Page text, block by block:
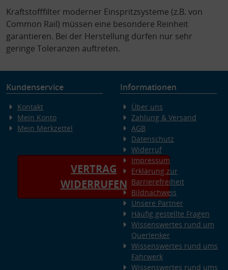
Kraftstofffilter moderner Einspritzsysteme (z.B. von
Common Rail) müssen eine besondere Reinheit
garantieren. Bei der Herstellung dürfen nur sehr
geringe Toleranzen auftreten.
Kundenservice
Kontakt
Mein Konto
Mein Merkzettel
VERTRAG
WIDERRUFEN
Informationen
Über uns
Zahlung & Versand
AGB
Datenschutz
Widerruf
Impressum
Erklärung zur
Barrierefreiheit
Bildnachweis
Unsere Partner
Häufig gestellte Fragen
Wissenswertes rund um
Querlenker
Wissenswertes rund ums
Fahrwerk
Wissenswertes rund ums